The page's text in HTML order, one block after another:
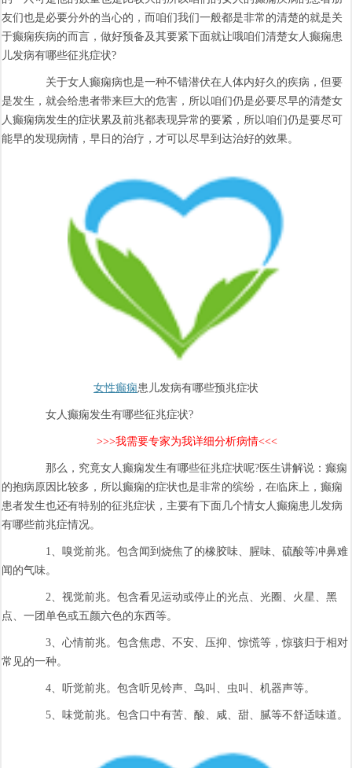
友们也是必要分外的当心的，而咱们我们一般都是非常的清楚的就是关
于癫痫疾病的而言，做好预备及其要紧下面就让哦咱们清楚女人癫痫患
儿发病有哪些征兆症状?
关于女人癫痫病也是一种不错潜伏在人体内好久的疾病，但要
是发生，就会给患者带来巨大的危害，所以咱们仍是必要尽早的清楚女
人癫痫病发生的症状累及前兆都表现异常的要紧，所以咱们仍是要尽可
能早的发现病情，早日的治疗，才可以尽早到达治好的效果。
女性癫痫患儿发病有哪些预兆症状
女人癫痫发生有哪些征兆症状?
>>>我需要专家为我详细分析病情<<<
那么，究竟女人癫痫发生有哪些征兆症状呢?医生讲解说：癫痫
的抱病原因比较多，所以癫痫的症状也是非常的缤纷，在临床上，癫痫
患者发生也还有特别的征兆症状，主要有下面几个情女人癫痫患儿发病
有哪些前兆症情况。
1、嗅觉前兆。包含闻到烧焦了的橡胶味、腥味、硫酸等冲鼻难
闻的气味。
2、视觉前兆。包含看见运动或停止的光点、光圈、火星、黑
点、一团单色或五颜六色的东西等。
3、心情前兆。包含焦虑、不安、压抑、惊慌等，惊骇归于相对
常见的一种。
4、听觉前兆。包含听见铃声、鸟叫、虫叫、机器声等。
5、味觉前兆。包含口中有苦、酸、咸、甜、腻等不舒适味道。